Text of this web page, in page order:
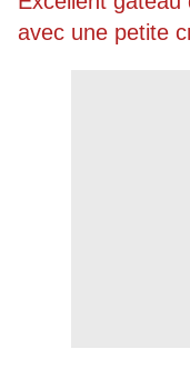
avec une petite